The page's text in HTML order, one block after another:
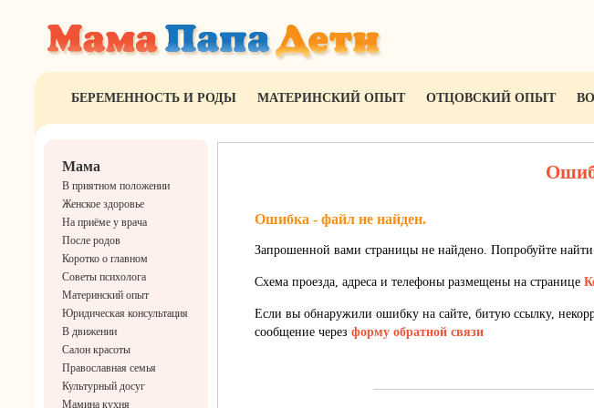
БЕРЕМЕННОСТЬ И РОДЫ МАТЕРИНСКИЙ ОПЫТ ОТЦОВСКИЙ ОПЫТ
Мама
В приятном положении
Женское здоровье
На приёме у врача
После родов
Коротко о главном
Советы психолога
Материнский опыт
Юридическая консультация
В движении
Салон красоты
Православная семья
Культурный досуг
Мамина кухня
Ошибка - файл не найден.
Запрошенной вами страницы не найдено. Попробуйте
Схема проезда, адреса и телефоны размещены на странице
Если вы обнаружили ошибку на сайте, битую ссылку,
сообщение через форму обратной связи